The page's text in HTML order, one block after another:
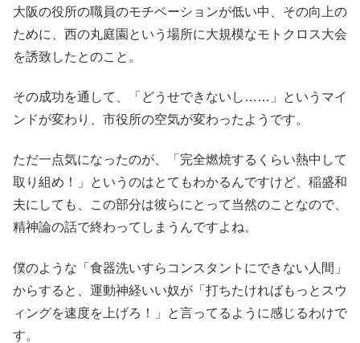
大阪の役所の職員のモチベーションが低い中、その向上の
ために、西の丸庭園という場所に大規模なモトクロス大会
を誘致したとのこと。
その成功を通して、「どうせできないし……」というマイ
ンドが変わり、市役所の空気が変わったようです。
ただ一点気になったのが、「完全燃焼するくらい熱中して
取り組め！」というのはとてもわかるんですけど、稲盛和
夫にしても、この部分は彼らにとって当然のことなので、
精神論の話で終わってしまうんですよね。
僕のような「食器洗いすらコンスタントにできない人間」
からすると、運動神経いい奴が「打ちたければもっとスウ
ィングを速度を上げろ！」と言ってるように感じるわけで
す。